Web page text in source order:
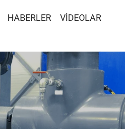
HABERLER
VİDEOLAR